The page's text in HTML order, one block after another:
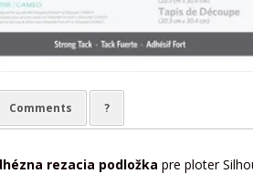
Comments ?
rezacia podložka pre ploter